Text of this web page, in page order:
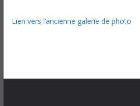
Lien vers l’ancienne galerie de photo